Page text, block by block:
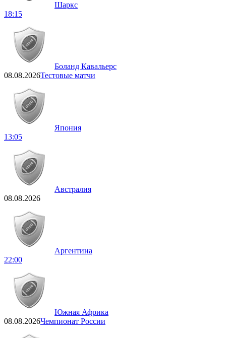
Шаркс
18:15
Боланд Кавальерс
08.08.2026Тестовые матчи
Япония
13:05
Австралия
08.08.2026
Аргентина
22:00
Южная Африка
08.08.2026Чемпионат России